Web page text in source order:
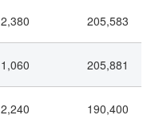
2,380 205,583
1,060 205,881
2,240 190,400